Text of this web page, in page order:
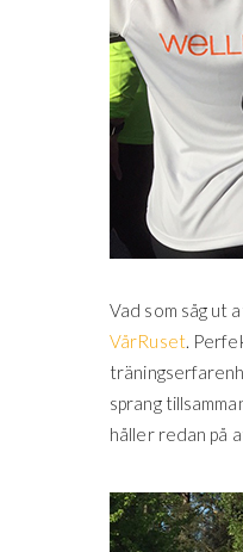
Vad som såg ut
VårRuset.
sprang
håller redan på